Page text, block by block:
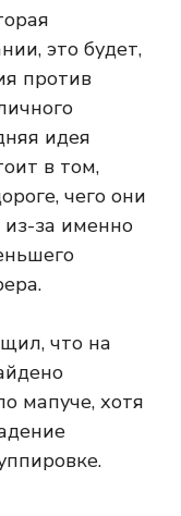
это будет,
против
идея
в том,
чего они
из-за именно
что на
мапуче, хотя